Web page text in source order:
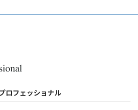
ロフェッショナル